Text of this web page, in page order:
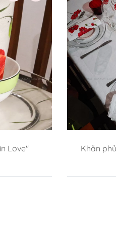
Love"
Khăn